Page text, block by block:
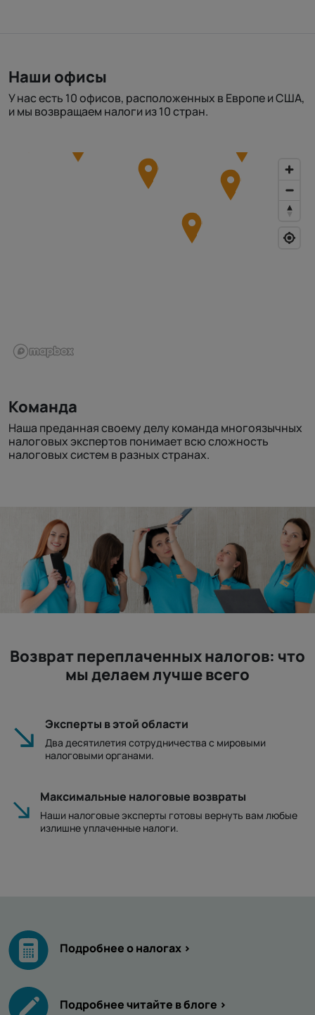
Наши офисы
У нас есть 10 офисов, расположенных в Европе и США,
и мы возвращаем налоги из 10 стран.
Команда
Наша преданная своему делу команда многоязычных
налоговых экспертов понимает всю сложность
налоговых систем в разных странах.
Возврат переплаченных налогов: что
мы делаем лучше всего
Эксперты в этой области
Два десятилетия сотрудничества с мировыми
налоговыми органами.
Максимальные налоговые возвраты
Наши налоговые эксперты готовы вернуть вам любые
излишне уплаченные налоги.
Подробнее о налогах >
Подробнее читайте в блоге >